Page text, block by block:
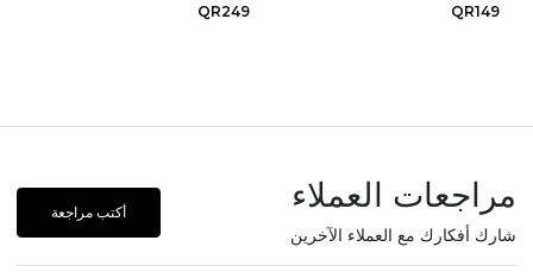
QR149
QR249
مراجعات العملاء
شارك أفكارك مع العملاء الآخرين
أكتب مراجعة